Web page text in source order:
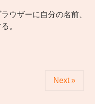
ウザーに自分の名前、
。
Next »